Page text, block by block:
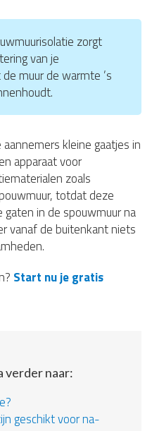
zorgt
van je
muur de warmte ’s
kleine gaatjes in
apparaat voor
zoals
totdat deze
gaten in de spouwmuur na
vanaf de buitenkant niets
Start nu je gratis
verder naar:
geschikt voor na-